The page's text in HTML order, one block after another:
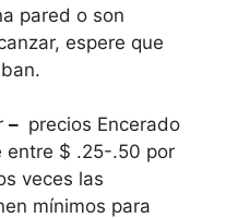
pared o son
espere que
– precios Encerado
entre $ .25-.50 por
veces las
mínimos para